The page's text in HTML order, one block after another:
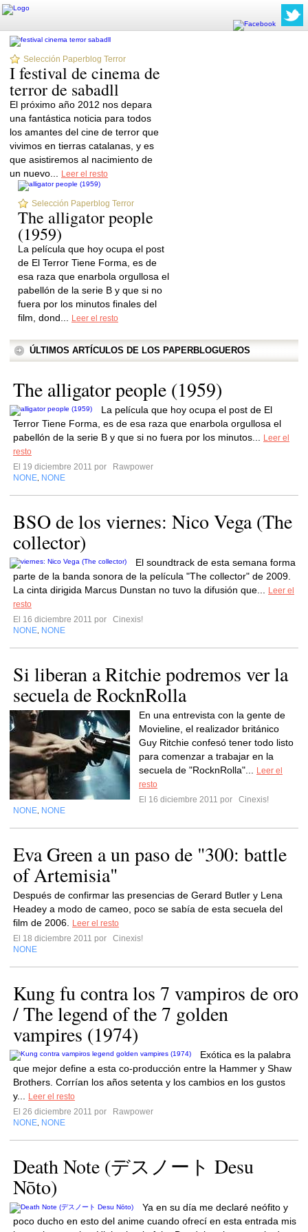
Selección Paperblog Terror
I festival de cinema de
terror de sabadll
El próximo año 2012 nos depara
una fantástica noticia para todos
los amantes del cine de terror que
vivimos en tierras catalanas, y es
que asistiremos al nacimiento de
un nuevo...
Leer el resto
Selección Paperblog Terror
The alligator people
(1959)
La película que hoy ocupa el post
de El Terror Tiene Forma, es de
esa raza que enarbola orgullosa el
pabellón de la serie B y que si no
fuera por los minutos finales del
film, dond...
Leer el resto
ÚLTIMOS ARTÍCULOS DE LOS PAPERBLOGUEROS
The alligator people (1959)
La película que hoy ocupa el post de El
Terror Tiene Forma, es de esa raza que enarbola orgullosa el
pabellón de la serie B y que si no fuera por los minutos...
Leer el
resto
El 19 diciembre 2011 por
Rawpower
NONE NONE
BSO de los viernes: Nico Vega (The
collector)
El soundtrack de esta semana forma
parte de la banda sonora de la película "The collector" de 2009.
La cinta dirigida Marcus Dunstan no tuvo la difusión que...
Leer el
resto
El 16 diciembre 2011 por
Cinexis!
NONE NONE
Si liberan a Ritchie podremos ver la
secuela de RocknRolla
En una entrevista con la gente de
Movieline, el realizador británico
Guy Ritchie confesó tener todo listo
para comenzar a trabajar en la
secuela de "RocknRolla"...
Leer el
resto
El 16 diciembre 2011 por
Cinexis!
NONE NONE
Eva Green a un paso de "300: battle
of Artemisia"
Después de confirmar las presencias de Gerard Butler y Lena
Headey a modo de cameo, poco se sabía de esta secuela del
film de 2006.
Leer el resto
El 18 diciembre 2011 por
Cinexis!
NONE
Kung fu contra los 7 vampiros de oro
/ The legend of the 7 golden
vampires (1974)
Exótica es la palabra
que mejor define a esta co-producción entre la Hammer y Shaw
Brothers. Corrían los años setenta y los cambios en los gustos
y...
Leer el resto
El 26 diciembre 2011 por
Rawpower
NONE NONE
Death Note (デスノート Desu
Nōto)
Ya en su día me declaré neófito y
poco ducho en esto del anime cuando ofrecí en esta entrada mis